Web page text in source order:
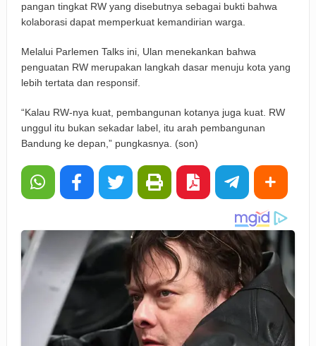
pangan tingkat RW yang disebutnya sebagai bukti bahwa
kolaborasi dapat memperkuat kemandirian warga.
Melalui Parlemen Talks ini, Ulan menekankan bahwa
penguatan RW merupakan langkah dasar menuju kota yang
lebih tertata dan responsif.
“Kalau RW-nya kuat, pembangunan kotanya juga kuat. RW
unggul itu bukan sekadar label, itu arah pembangunan
Bandung ke depan,” pungkasnya. (son)